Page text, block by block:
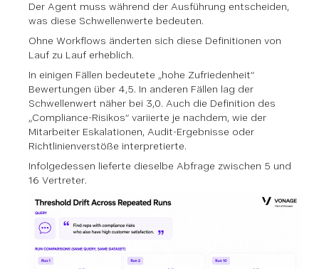
Der Agent muss während der Ausführung entscheiden,
was diese Schwellenwerte bedeuten.
Ohne Workflows änderten sich diese Definitionen von
Lauf zu Lauf erheblich.
In einigen Fällen bedeutete „hohe Zufriedenheit“
Bewertungen über 4,5. In anderen Fällen lag der
Schwellenwert näher bei 3,0. Auch die Definition des
„Compliance-Risikos“ variierte je nachdem, wie der
Mitarbeiter Eskalationen, Audit-Ergebnisse oder
Richtlinienverstöße interpretierte.
Infolgedessen lieferte dieselbe Abfrage zwischen 5 und
16 Vertreter.